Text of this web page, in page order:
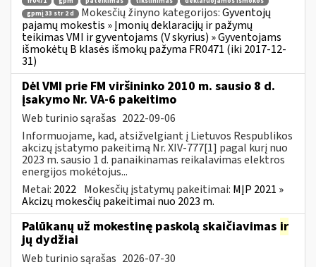
gpmį 33 str 2 d
Mokesčių žinyno kategorijos:Gyventojų
pajamų mokestis » Įmonių deklaracijų ir pažymų
teikimas VMI ir gyventojams (V skyrius) » Gyventojams
išmokėtų B klasės išmokų pažyma FR0471 (iki 2017-12-
31)
Dėl VMI prie FM viršininko 2010 m. sausio 8 d.
įsakymo Nr. VA-6 pakeitimo
Web turinio sąrašas 2022-09-06
Informuojame, kad, atsižvelgiant į Lietuvos Respublikos
akcizų įstatymo pakeitimą Nr. XIV-777[1] pagal kurį nuo
2023 m. sausio 1 d. panaikinamas reikalavimas elektros
energijos mokėtojus...
Metai: 2022 Mokesčių įstatymų pakeitimai: MĮP 2021 »
Akcizų mokesčių pakeitimai nuo 2023 m.
Palūkanų už mokestinę paskolą skaičiavimas ir
jų dydžiai
Web turinio sąrašas 2026-07-30